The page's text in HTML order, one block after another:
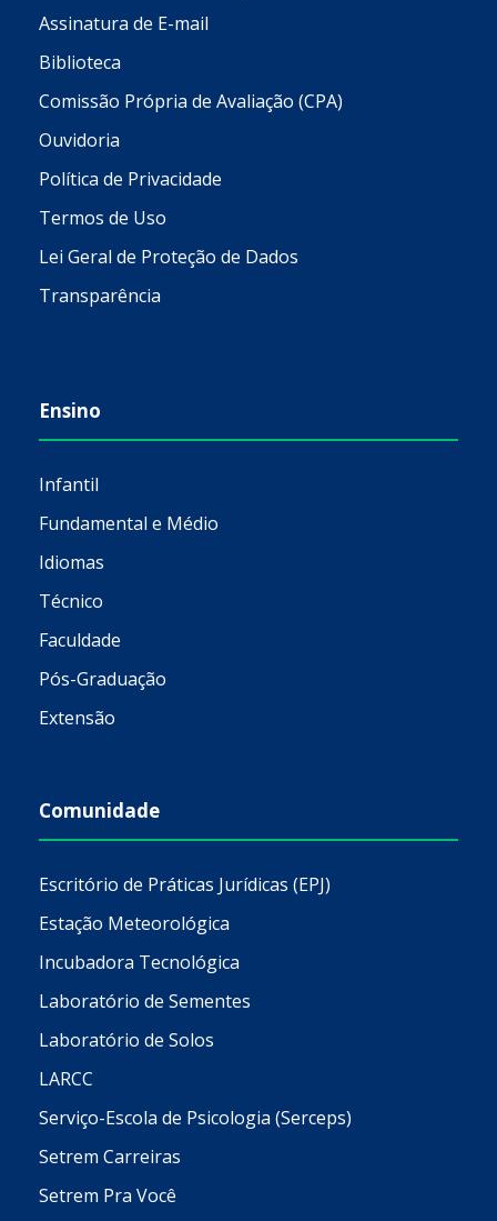
Assinatura de E-mail
Biblioteca
Comissão Própria de Avaliação (CPA)
Ouvidoria
Política de Privacidade
Termos de Uso
Lei Geral de Proteção de Dados
Transparência
Ensino
Infantil
Fundamental e Médio
Idiomas
Técnico
Faculdade
Pós-Graduação
Extensão
Comunidade
Escritório de Práticas Jurídicas (EPJ)
Estação Meteorológica
Incubadora Tecnológica
Laboratório de Sementes
Laboratório de Solos
LARCC
Serviço-Escola de Psicologia (Serceps)
Setrem Carreiras
Setrem Pra Você